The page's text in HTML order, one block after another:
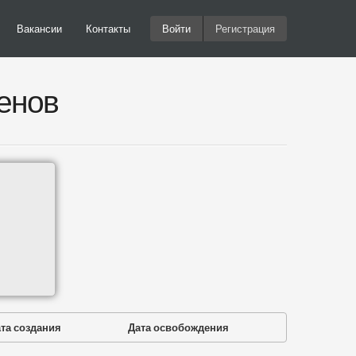
Вакансии Контакты Войти Регистрация
создания Дата освобождения